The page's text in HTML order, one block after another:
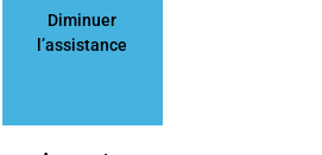
Diminuer
l’assistance